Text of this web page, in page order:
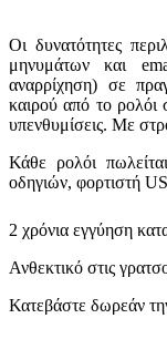
Οι δυνατότητες
μηνυμάτων και
αναρρίχηση) σε
καιρού από το ρολόι
υπενθυμίσεις. Με
Κάθε ρολόι
οδηγιών, φορτιστή
2 χρόνια εγγύηση
Ανθεκτικό στις
Κατεβάστε δωρεάν